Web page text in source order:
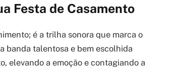
Festa de Casamento
é a trilha sonora que marca o
banda talentosa e bem escolhida
elevando a emoção e contagiando a